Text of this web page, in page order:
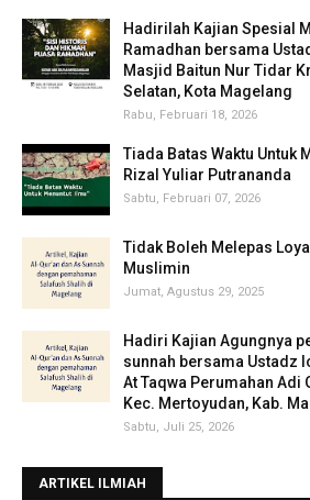
Hadirilah Kajian Spesial
Ramadhan bersama
Masjid Baitun Nur Tidar
Selatan, Kota Magelang
Rabu, Februari 18, 2026
Tiada Batas Waktu Untuk
Rizal Yuliar Putrananda
Sabtu, Februari 07, 2026
Tidak Boleh Melepas
Muslimin
Jumat, Agustus 29, 2025
Hadiri Kajian Agungnya
sunnah bersama Ustadz
At Taqwa Perumahan Adi
Kec. Mertoyudan, Kab.
Sabtu, Juli 25, 2026
ARTIKEL ILMIAH